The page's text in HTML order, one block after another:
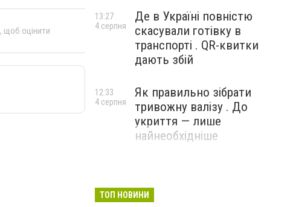
, щоб оцінити
Де в Україні повністю
скасували готівку в
транспорті . QR-квитки
дають збій
13:27
4 серпня
Як правильно зібрати
тривожну валізу . До
укриття — лише
найнеобхідніше
12:33
4 серпня
ТОП НОВИНИ